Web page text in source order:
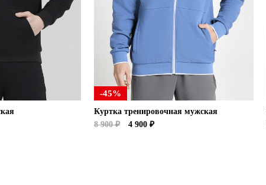
-45%
Куртка тренировочная мужская
8 900 ₽
4 900 ₽